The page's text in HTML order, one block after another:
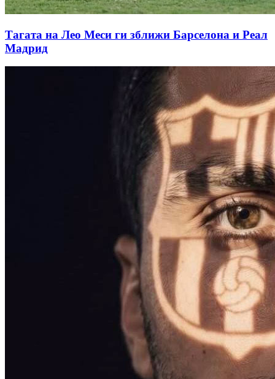
Тагата на Лео Меси ги зближи Барселона и Реал
Мадрид